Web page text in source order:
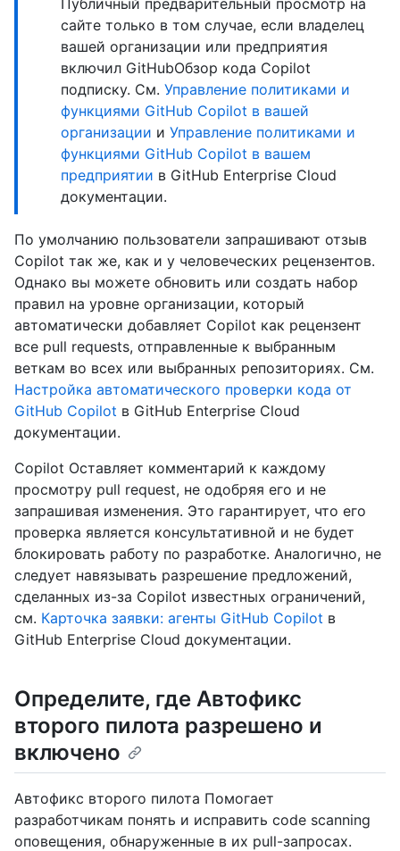
сайте только в том случае, если владелец
вашей организации или предприятия
включил GitHubОбзор кода Copilot
подписку. См. Управление политиками и
функциями GitHub Copilot в вашей
организации и Управление политиками и
функциями GitHub Copilot в вашем
предприятии в GitHub Enterprise Cloud
документации.
По умолчанию пользователи запрашивают отзыв
Copilot так же, как и у человеческих рецензентов.
Однако вы можете обновить или создать набор
правил на уровне организации, который
автоматически добавляет Copilot как рецензент
все pull requests, отправленные к выбранным
веткам во всех или выбранных репозиториях. См.
Настройка автоматического проверки кода от
GitHub Copilot в GitHub Enterprise Cloud
документации.
Copilot Оставляет комментарий к каждому
просмотру pull request, не одобряя его и не
запрашивая изменения. Это гарантирует, что его
проверка является консультативной и не будет
блокировать работу по разработке. Аналогично, не
следует навязывать разрешение предложений,
сделанных из-за Copilot известных ограничений,
см. Карточка заявки: агенты GitHub Copilot в
GitHub Enterprise Cloud документации.
Определите, где Автофикс
второго пилота разрешено и
включено
Автофикс второго пилота Помогает
разработчикам понять и исправить code scanning
оповещения, обнаруженные в их pull-запросах.